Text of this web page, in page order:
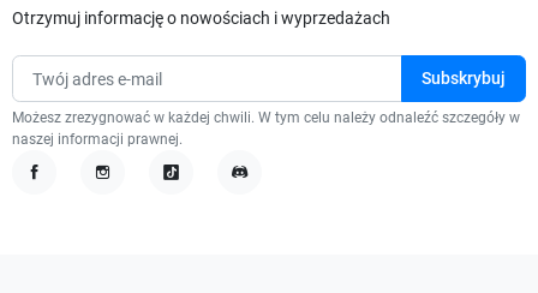
Otrzymuj informację o nowościach i wyprzedażach
Możesz zrezygnować w każdej chwili. W tym celu należy odnaleźć szczegóły w
naszej informacji prawnej.